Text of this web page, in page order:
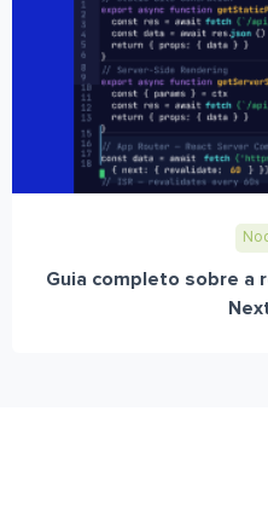
Guia completo sobre a